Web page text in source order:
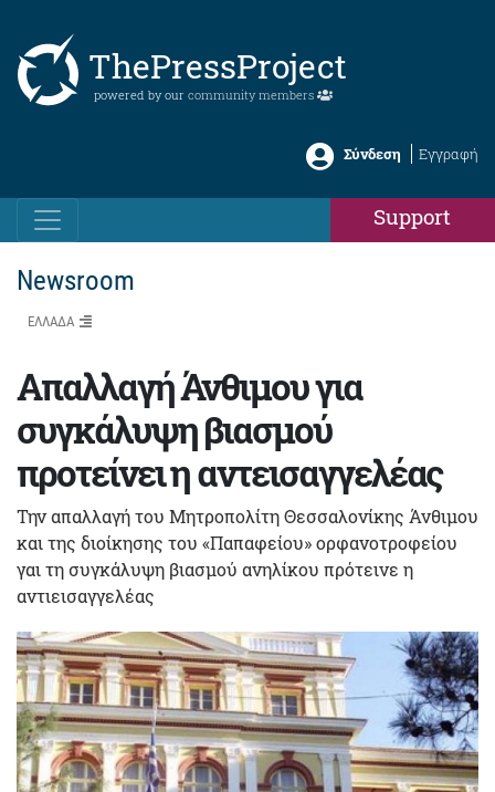
ThePressProject
powered by our community members
Σύνδεση Εγγραφή
Support
Newsroom
ΕΛΛΑΔΑ
Απαλλαγή Άνθιμου για
συγκάλυψη βιασμού
προτείνει η αντεισαγγελέας
Την απαλλαγή του Μητροπολίτη Θεσσαλονίκης Άνθιμου
και της διοίκησης του «Παπαφείου» ορφανοτροφείου
γαι τη συγκάλυψη βιασμού ανηλίκου πρότεινε η
αντιεισαγγελέας